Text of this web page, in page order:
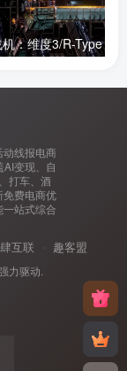
动线报电商
变现、自
打车、酒
免费电商优
站式综合
互联 趣客盟
力驱动.